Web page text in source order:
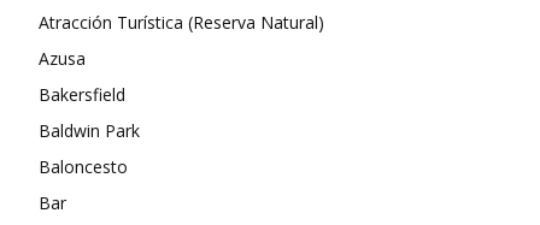
Atracción Turística (Reserva Natural)
Azusa
Bakersfield
Baldwin Park
Baloncesto
Bar